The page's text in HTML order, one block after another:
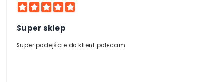
wyłącznie oryginalne produkty najwyższej
jakości.
Super sklep
Super podejście do klient polecam